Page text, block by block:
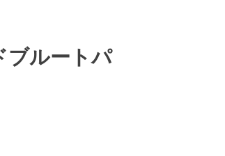
ブルートパ